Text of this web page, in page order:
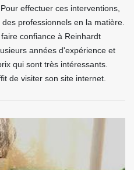
effectuer ces interventions,
professionnels en la matière.
confiance à Reinhardt
années d'expérience et
qui sont très intéressants.
de visiter son site internet.